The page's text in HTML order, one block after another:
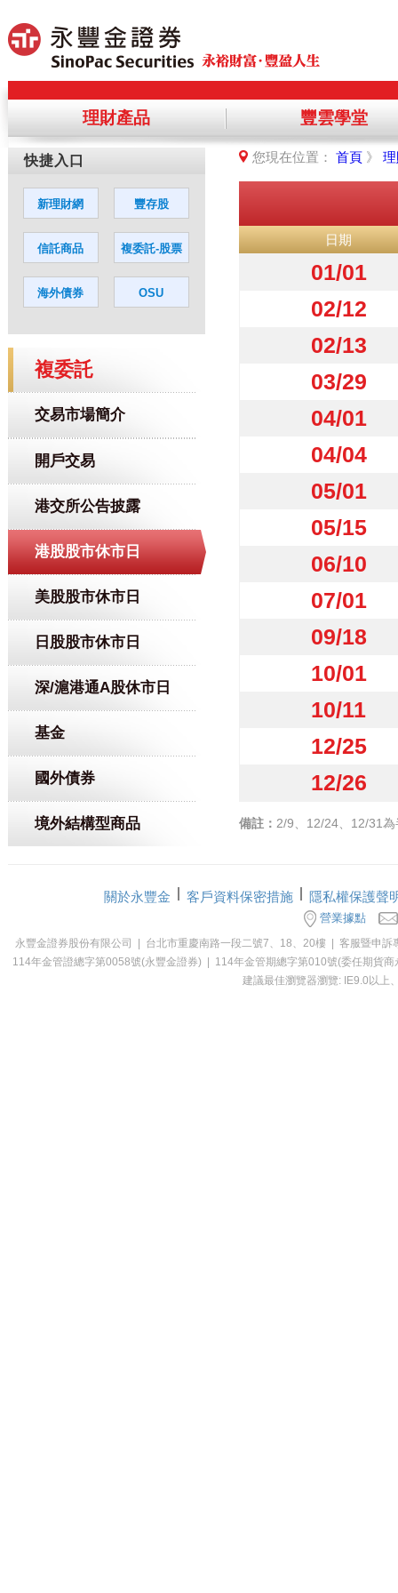
理財產品 豐雲學堂
複委託
交易市場簡介
開戶交易
港交所公告披露
港股股市休市日
美股股市休市日
日股股市休市日
深/滬港通A股休市日
基金
國外債券
境外結構型商品
您現在位置： 首頁 》
日期
01/01
02/12
02/13
03/29
04/01
04/04
05/01
05/15
06/10
07/01
09/18
10/01
10/11
12/25
12/26
備註： 2/9、12/24、12/31
關於永豐金 客戶資料保密措施 隱私權保護聲
營業據點
永豐金證券股份有限公司 | 台北市重慶南路一段二號7、18、20樓 | 客服暨申
114年金管證總字第0058號(永豐金證券) | 114年金管期總字第010號(委任期貨
建議最佳瀏覽器瀏覽: IE9.0以上
您若同意繼續進入該網站，請點選